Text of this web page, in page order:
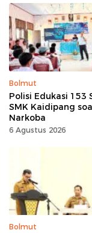
Kemerdekaan
Kerja Keras
Bolmut
Polisi Edukasi 153
SMK Kaidipang
Narkoba
6 Agustus 2026
Bolmut